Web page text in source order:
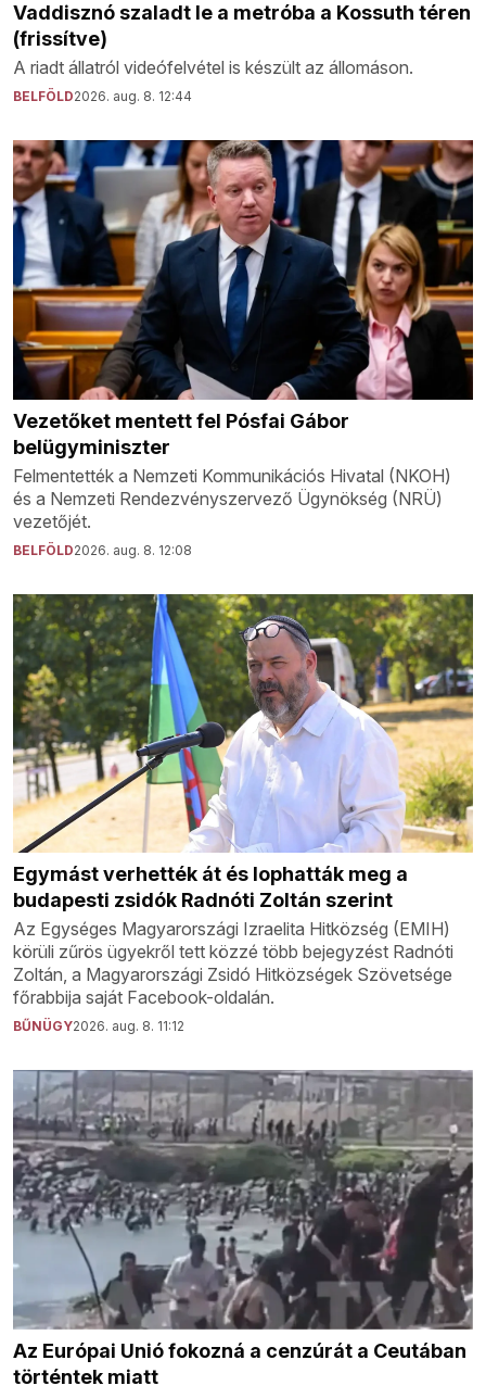
Vaddisznó szaladt le a metróba a Kossuth téren
(frissítve)
A riadt állatról videófelvétel is készült az állomáson.
BELFÖLD2026. aug. 8. 12:44
Vezetőket mentett fel Pósfai Gábor
belügyminiszter
Felmentették a Nemzeti Kommunikációs Hivatal (NKOH)
és a Nemzeti Rendezvényszervező Ügynökség (NRÜ)
vezetőjét.
BELFÖLD2026. aug. 8. 12:08
Egymást verhették át és lophatták meg a
budapesti zsidók Radnóti Zoltán szerint
Az Egységes Magyarországi Izraelita Hitközség (EMIH)
körüli zűrös ügyekről tett közzé több bejegyzést Radnóti
Zoltán, a Magyarországi Zsidó Hitközségek Szövetsége
főrabbija saját Facebook-oldalán.
BŰNÜGY2026. aug. 8. 11:12
Az Európai Unió fokozná a cenzúrát a Ceutában
történtek miatt